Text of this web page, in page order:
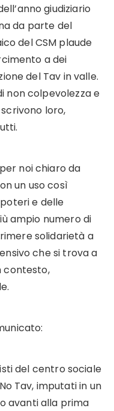
giudiziario
da parte del
del CSM plaude
a dei
del Tav in valle.
non colpevolezza e
loro,
noi chiaro da
un uso così
e delle
ampio numero di
solidarietà a
che si trova a
contesto,
del centro sociale
Tav, imputati in un
avanti alla prima